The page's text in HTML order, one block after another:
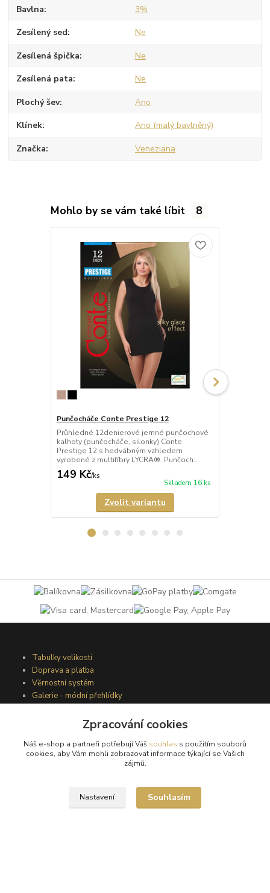
Bavlna 3%
Zesílený sed Ne
Zesílená špička Ne
Zesílená pata Ne
Plochý šev Ano
Klínek Ano (malý bavlněný)
Značka Veneziana
Mohlo by se vám také líbit 8
Punčocháče Conte Prestige 12
Průhledné 12denierové jemné punčochové
kalhoty (punčocháče, silonky) Conte
Prestige 12 s hedvábným vzhledem
vyrobené z multifíbry LYCRA®. Punčoch...
149 Kč/ks
Skladem 16 ks
Zvolit variantu
Tabulky velikostí
Doprava a platba
Věrnostní systém
Galerie - módní přehlídky
Podmínky užití webového rozhraní
Obchodní podmínky
Zpracování cookies
Náš e-shop a partneři potřebují Váš souhlas s použitím souborů
cookies, aby Vám mohli zobrazovat informace týkající se Vašich
zájmů.
Nastavení Souhlasím